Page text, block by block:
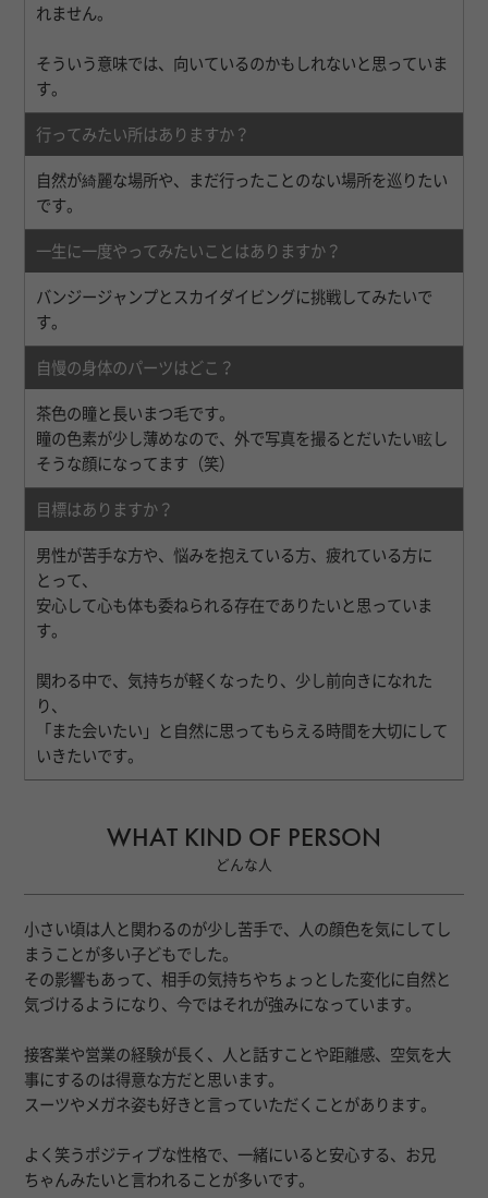
れません。
そういう意味では、向いているのかもしれないと思っていま
す。
行ってみたい所はありますか？
自然が綺麗な場所や、まだ行ったことのない場所を巡りたい
です。
一生に一度やってみたいことはありますか？
バンジージャンプとスカイダイビングに挑戦してみたいで
す。
自慢の身体のパーツはどこ？
茶色の瞳と長いまつ毛です。
瞳の色素が少し薄めなので、外で写真を撮るとだいたい眩し
そうな顔になってます（笑）
目標はありますか？
男性が苦手な方や、悩みを抱えている方、疲れている方に
とって、
安心して心も体も委ねられる存在でありたいと思っていま
す。
関わる中で、気持ちが軽くなったり、少し前向きになれた
り、
「また会いたい」と自然に思ってもらえる時間を大切にして
いきたいです。
WHAT KIND OF PERSON
どんな人
小さい頃は人と関わるのが少し苦手で、人の顔色を気にしてし
まうことが多い子どもでした。
その影響もあって、相手の気持ちやちょっとした変化に自然と
気づけるようになり、今ではそれが強みになっています。
接客業や営業の経験が長く、人と話すことや距離感、空気を大
事にするのは得意な方だと思います。
スーツやメガネ姿も好きと言っていただくことがあります。
よく笑うポジティブな性格で、一緒にいると安心する、お兄
ちゃんみたいと言われることが多いです。